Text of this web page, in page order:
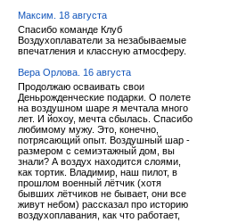
Максим. 18 августа
Спасибо команде Клуб
Воздухоплаватели за незабываемые
впечатления и классную атмосферу.
Вера Орлова. 16 августа
Продолжаю осваивать свои
Деньрожденческие подарки. О полете
на воздушном шаре я мечтала много
лет. И йохоу, мечта сбылась. Спасибо
любимому мужу. Это, конечно,
потрясающий опыт. Воздушный шар -
размером с семиэтажный дом, вы
знали? А воздух находится слоями,
как тортик. Владимир, наш пилот, в
прошлом военный лётчик (хотя
бывших лётчиков не бывает, они все
живут небом) рассказал про историю
воздухоплавания, как что работает,